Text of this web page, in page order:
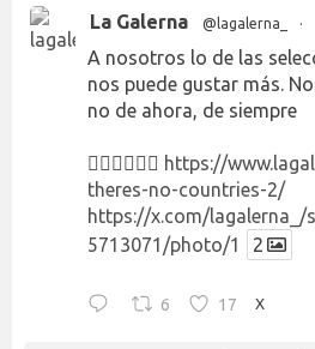
La Galerna @lagalerna_ ·
A nosotros lo de las
nos puede gustar más.
no de ahora, de siempre
👉🏻👉🏻👉🏻 https://
theres-no-countries-2/
https://x.com/lagalerna_/
5713071/photo/1
2
6 17 X